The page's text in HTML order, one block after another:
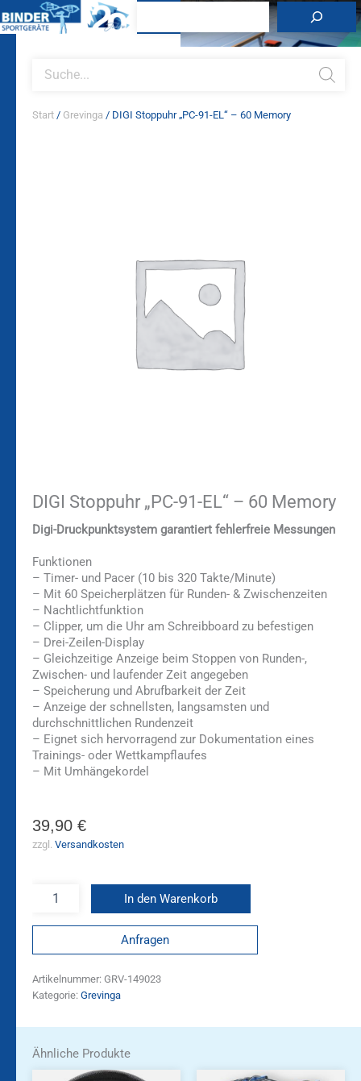
Inhalt
search
Start / Grevinga / DIGI Stoppuhr „PC-91-EL“ – 60 Memory
DIGI Stoppuhr „PC-91-EL“ – 60 Memory
Digi-Druckpunktsystem garantiert fehlerfreie Messungen
Funktionen
– Timer- und Pacer (10 bis 320 Takte/Minute)
– Mit 60 Speicherplätzen für Runden- & Zwischenzeiten
– Nachtlichtfunktion
– Clipper, um die Uhr am Schreibboard zu befestigen
– Drei-Zeilen-Display
– Gleichzeitige Anzeige beim Stoppen von Runden-,
Zwischen- und laufender Zeit angegeben
– Speicherung und Abrufbarkeit der Zeit
– Anzeige der schnellsten, langsamsten und
durchschnittlichen Rundenzeit
– Eignet sich hervorragend zur Dokumentation eines
Trainings- oder Wettkampflaufes
– Mit Umhängekordel
39,90 €
zzgl. Versandkosten
In den Warenkorb
Anfragen
Artikelnummer: GRV-149023
Kategorie: Grevinga
Ähnliche Produkte